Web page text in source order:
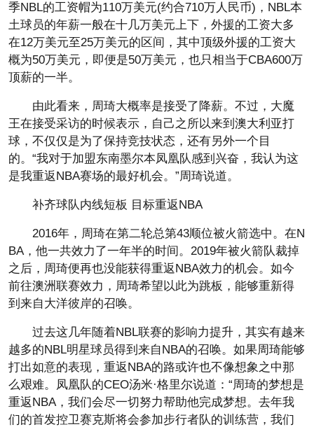
季NBL的工资帽为110万美元(约合710万人民币)，NBL本
土球员的年薪一般在十几万美元上下，外援的工资大多
在12万美元至25万美元的区间，其中顶级外援的工资大
概为50万美元，即便是50万美元，也只相当于CBA600万
顶薪的一半。
由此看来，周琦大概率是接受了降薪。不过，大魔
王在接受采访的时候表示，自己之所以来到澳大利亚打
球，不仅仅是为了保持竞技状态，还有另外一个目
的。“我对于加盟东南墨尔本凤凰队感到兴奋，我认为这
是我重返NBA赛场的最好机会。”周琦说道。
补齐球队内线短板 目标重返NBA
2016年，周琦在第二轮总第43顺位被火箭选中。在N
BA，他一共效力了一年半的时间。2019年被火箭队裁掉
之后，周琦便再也没能获得重返NBA效力的机会。如今
前往澳洲联赛效力，周琦希望以此为跳板，能够重新得
到来自大洋彼岸的召唤。
过去这几年随着NBL联赛的影响力提升，其实有越来
越多的NBL明星球员得到来自NBA的召唤。如果周琦能够
打出如意的表现，重返NBA的路或许也不像想象之中那
么艰难。凤凰队的CEO汤米·格里尔说道：“周琦的梦想是
重返NBA，我们会尽一切努力帮助他完成梦想。去年我
们的首发控卫赛克斯将会参加步行者队的训练营，我们